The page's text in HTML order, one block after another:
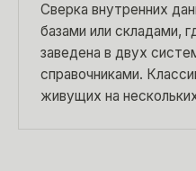
Сверка внутренних
базами или складами,
заведена в двух
справочниками.
живущих на